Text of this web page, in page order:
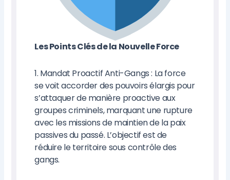
Les Points Clés de la Nouvelle Force
1. Mandat Proactif Anti-Gangs : La force
se voit accorder des pouvoirs élargis pour
s’attaquer de manière proactive aux
groupes criminels, marquant une rupture
avec les missions de maintien de la paix
passives du passé. L’objectif est de
réduire le territoire sous contrôle des
gangs.